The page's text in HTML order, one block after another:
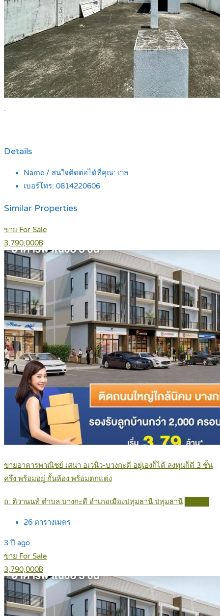
.
Details
Name / สนใจติดต่อได้ที่คุณ: เวล
เบอร์โทร: 0814220606
Similar Properties
ขาย For Sale
3,790,000฿
ขายอาคารพาณิชย์ เสนา อเวนิว-บางกะดี อยู่เองก็ได้ ลงทุนก็ดี 3 ชั้น
ครึ่ง พร้อมอยู่ กั้นห้อง พร้อมตกแต่ง
ถ. ติวานนท์ ตำบล บางกะดี อำเภอเมืองปทุมธานี ปทุมธานี
26 ตารางเมตร
3 ปี ago
ขาย For Sale
3,790,000฿